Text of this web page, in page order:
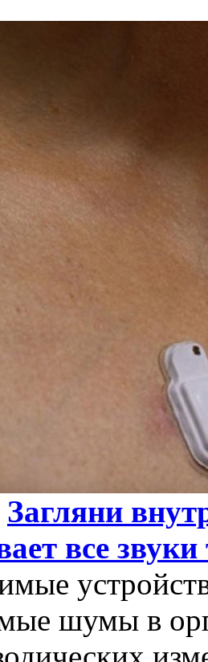
Загляни
все звуки
шумы в